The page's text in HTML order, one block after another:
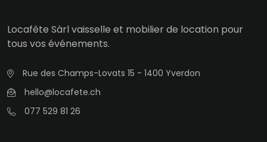
Locafête Sàrl vaisselle et mobilier de location pour
tous vos événements.
Rue des Champs-Lovats 15 - 1400 Yverdon
hello@locafete.ch
077 529 81 26